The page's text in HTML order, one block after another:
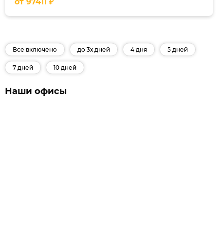
Все включено до 3х дней 4 дня 5 дней
7 дней 10 дней
Наши офисы